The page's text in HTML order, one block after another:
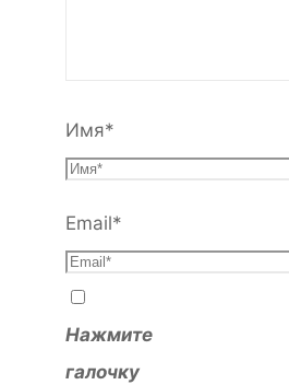
Имя*
Email*
Нажмите
галочку